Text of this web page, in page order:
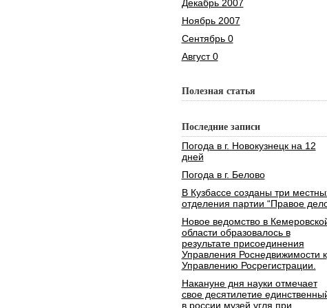
Декабрь 2007
Ноябрь 2007
Сентябрь 0
Август 0
Полезная статья
Последние записи
Погода в г. Новокузнецк на 12
дней
Погода в г. Белово
В Кузбассе созданы три
отделения партии “Правое
Новое ведомство в
области образовалось в
результате присоединения
Управления Роснедвижимости к
Управлению Росрегистрации.
Накануне дня науки отмечает
свое десятилетие
в россии музей угля при